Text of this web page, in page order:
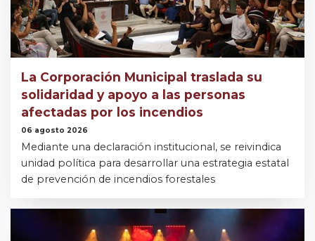
La Corporación Municipal traslada su
solidaridad y apoyo a las personas
afectadas por los incendios
06 agosto 2026
Mediante una declaración institucional, se reivindica
unidad política para desarrollar una estrategia estatal
de prevención de incendios forestales